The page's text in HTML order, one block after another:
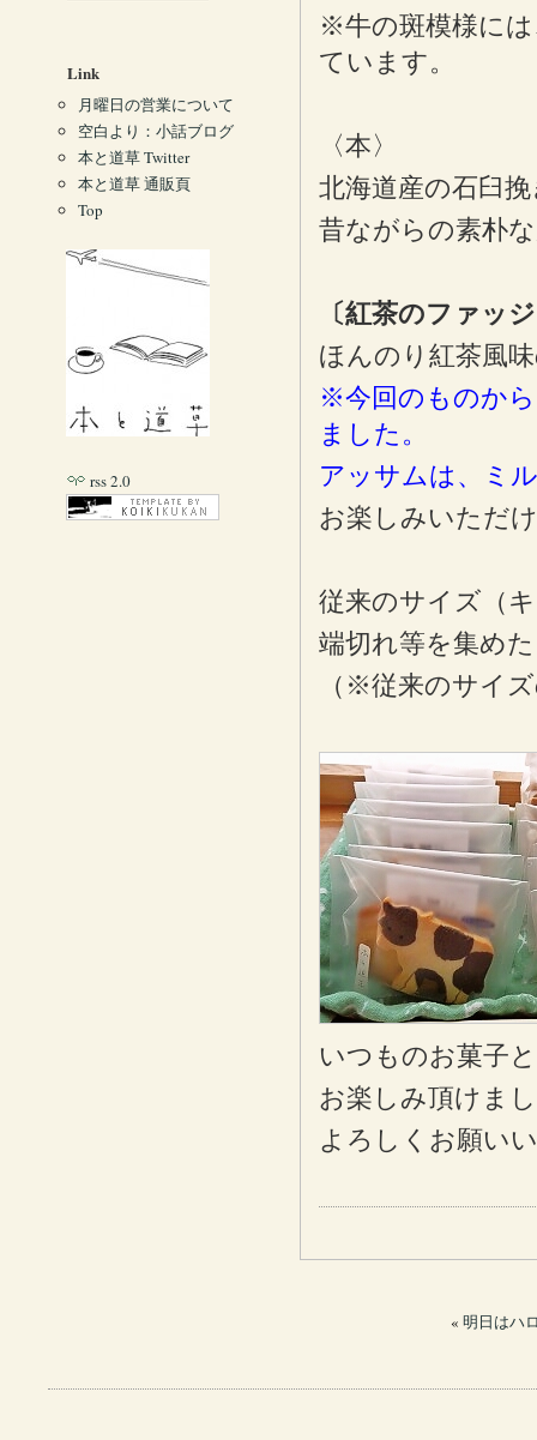
※牛の斑模様に
ています。
〈本〉
北海道産の石臼
昔ながらの素朴
〔紅茶のファッ
ほんのり紅茶風
※今回のものか
ました。
アッサムは、ミ
お楽しみいただ
従来のサイズ（
端切れ等を集め
（※従来のサイ
いつものお菓子
お楽しみ頂けま
よろしくお願い
« 明日はハ
Link
月曜日の営業について
空白より：小話ブログ
本と道草 Twitter
本と道草 通販頁
Top
rss 2.0